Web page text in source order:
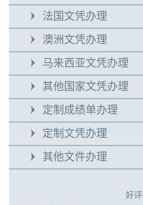
法国文凭办理
澳洲文凭办理
马来西亚文凭办理
其他国家文凭办理
定制成绩单办理
定制文凭办理
其他文件办理
好评